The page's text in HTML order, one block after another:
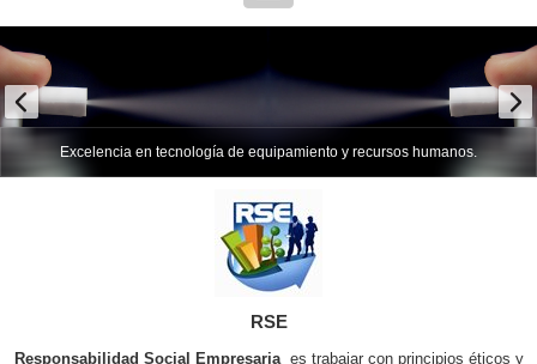
Excelencia en tecnología de equipamiento y recursos humanos.
RSE
Responsabilidad Social Empresariaes trabajar con principios éticos y